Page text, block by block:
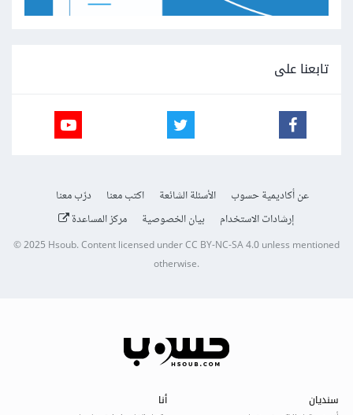
تابعنا على
عن أكاديمية حسوب الأسئلة الشائعة اكتب معنا
درّب معنا
إرشادات الاستخدام
بيان الخصوصية مركز المساعدة
© 2025Hsoub.Content licensed underCC BY-NC-SA 4.0unless mentioned
otherwise.